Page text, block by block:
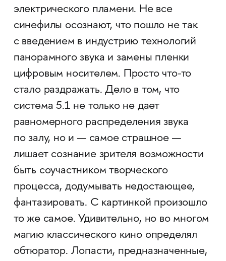
электрического пламени. Не все
синефилы осознают, что пошло не так
с введением в индустрию технологий
панорамного звука и замены пленки
цифровым носителем. Просто что-то
стало раздражать. Дело в том, что
система 5.1 не только не дает
равномерного распределения звука
по залу, но и — самое страшное —
лишает сознание зрителя возможности
быть соучастником творческого
процесса, додумывать недостающее,
фантазировать. С картинкой произошло
то же самое. Удивительно, но во многом
магию классического кино определял
обтюратор. Лопасти, предназначенные,